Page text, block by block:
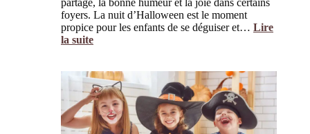
d
’
l
e
i
é
?
t
e
r
e
f
i
l
partage, la bonne humeur et la joie dans certains
foyers. La nuit d’Halloween est le moment
propice pour les enfants de se déguiser et… Lire
la suite
o
u
r
q
u